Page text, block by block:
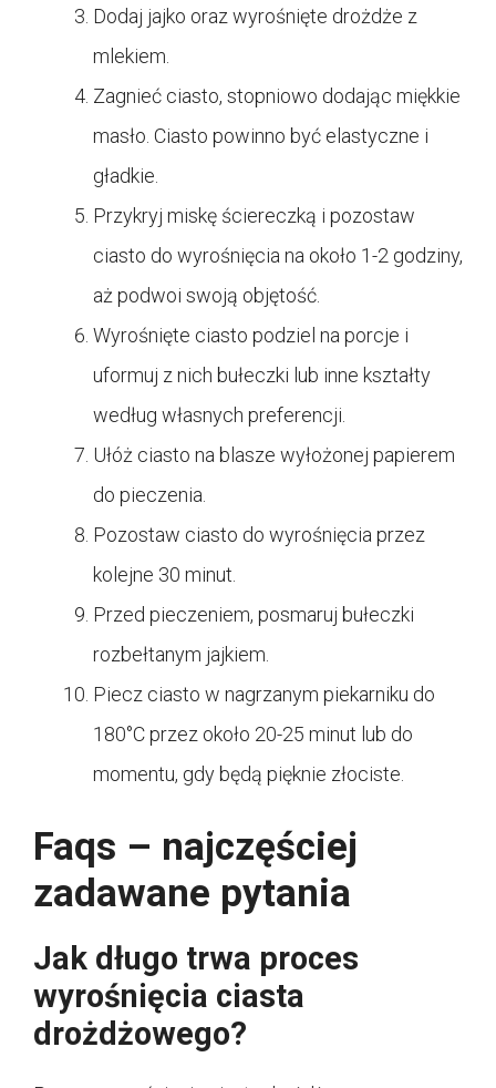
Dodaj jajko oraz wyrośnięte drożdże z
mlekiem.
Zagnieć ciasto, stopniowo dodając miękkie
masło. Ciasto powinno być elastyczne i
gładkie.
Przykryj miskę ściereczką i pozostaw
ciasto do wyrośnięcia na około 1-2 godziny,
aż podwoi swoją objętość.
Wyrośnięte ciasto podziel na porcje i
uformuj z nich bułeczki lub inne kształty
według własnych preferencji.
Ułóż ciasto na blasze wyłożonej papierem
do pieczenia.
Pozostaw ciasto do wyrośnięcia przez
kolejne 30 minut.
Przed pieczeniem, posmaruj bułeczki
rozbełtanym jajkiem.
Piecz ciasto w nagrzanym piekarniku do
180°C przez około 20-25 minut lub do
momentu, gdy będą pięknie złociste.
Faqs – najczęściej
zadawane pytania
Jak długo trwa proces
wyrośnięcia ciasta
drożdżowego?